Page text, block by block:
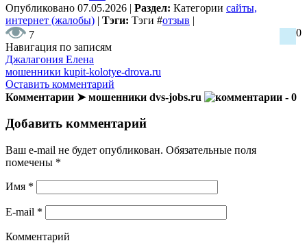
Опубликовано 07.05.2026 | Раздел: Категории сайты,
интернет (жалобы) | Тэги: Тэги #отзыв |
7
0
Навигация по записям
Джалагония Елена
мошенники kupit-kolotye-drova.ru
Оставить комментарий
Комментарии ➤ мошенники dvs-jobs.ru
- 0
Добавить комментарий
Ваш e-mail не будет опубликован. Обязательные поля
помечены *
Имя *
E-mail *
Комментарий